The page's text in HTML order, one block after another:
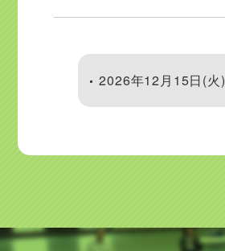
2026年12月15日(火)